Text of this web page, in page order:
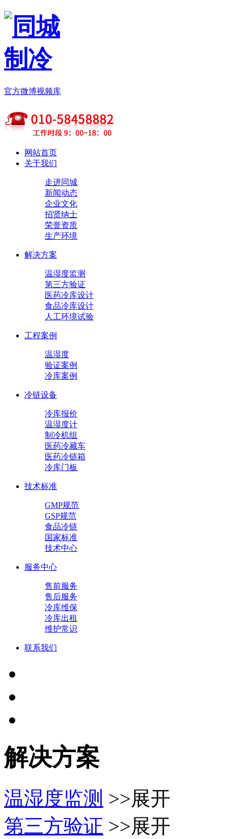
官方微博视频库
网站首页
关于我们
走进同城
新闻动态
企业文化
招贤纳士
荣誉资质
生产环境
解决方案
温湿度监测
第三方验证
医药冷库设计
食品冷库设计
人工环境试验
工程案例
温湿度
验证案例
冷库案例
冷链设备
冷库报价
温湿度计
制冷机组
医药冷藏车
医药冷链箱
冷库门板
技术标准
GMP规范
GSP规范
食品冷链
国家标准
技术中心
服务中心
售前服务
售后服务
冷库维保
冷库出租
维护常识
联系我们
解决方案
温湿度监测 >>展开
第三方验证 >>展开